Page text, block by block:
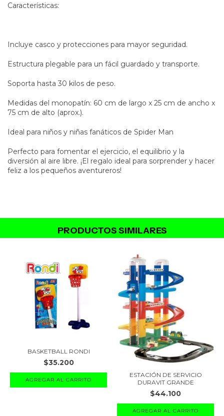
Características:
Incluye casco y protecciones para mayor seguridad.
Estructura plegable para un fácil guardado y transporte.
Soporta hasta 30 kilos de peso.
Medidas del monopatín: 60 cm de largo x 25 cm de ancho x
75 cm de alto (aprox.).
Ideal para niños y niñas fanáticos de Spider Man
Perfecto para fomentar el ejercicio, el equilibrio y la
diversión al aire libre. ¡El regalo ideal para sorprender y hacer
feliz a los pequeños aventureros!
PRODUCTOS SIMILARES
BASKETBALL RONDI
$35.200
ESTACIÓN DE SERVICIO
DURAVIT GRANDE
$44.100